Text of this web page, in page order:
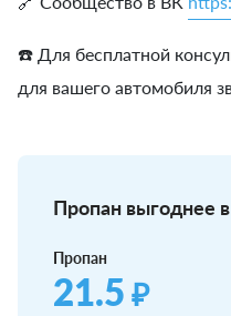
☎️ Для бесплатной
для вашего автомобиля
Пропан выгоднее в
Пропан
21.5 ₽